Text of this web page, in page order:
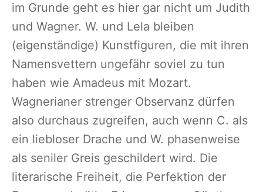
im Grunde geht es hier gar nicht um Judith
und Wagner. W. und Lela bleiben
(eigenständige) Kunstfiguren, die mit ihren
Namensvettern ungefähr soviel zu tun
haben wie Amadeus mit Mozart.
Wagnerianer strenger Observanz dürfen
also durchaus zugreifen, auch wenn C. als
ein liebloser Drache und W. phasenweise
als seniler Greis geschildert wird. Die
literarische Freiheit, die Perfektion der